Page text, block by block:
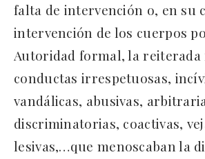
falta de intervención o, en su
intervención de los cuerpos
Autoridad formal, la reiterada
conductas irrespetuosas,
vandálicas, abusivas,
discriminatorias, coactivas,
lesivas,…que menoscaban la